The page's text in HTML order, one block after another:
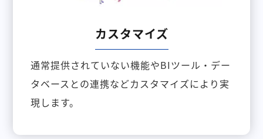
カスタマイズ
通常提供されていない機能やBIツール・デー
タベースとの連携などカスタマイズにより実
現します。